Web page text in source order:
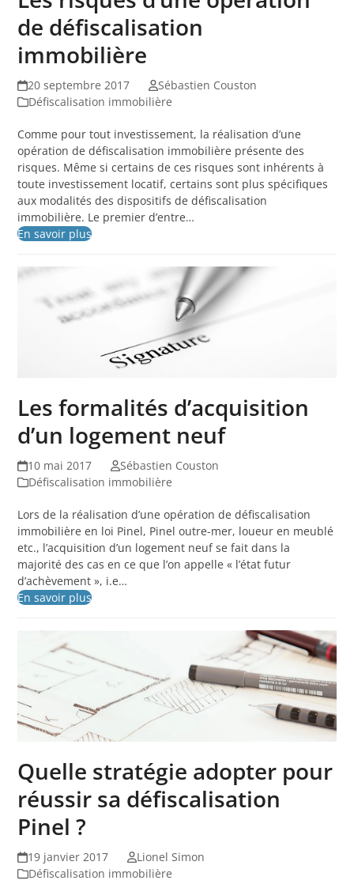
de défiscalisation
immobilière
20 septembre 2017
Sébastien Couston
Défiscalisation immobilière
Comme pour tout investissement, la réalisation d’une
opération de défiscalisation immobilière présente des
risques. Même si certains de ces risques sont inhérents à
toute investissement locatif, certains sont plus spécifiques
aux modalités des dispositifs de défiscalisation
immobilière. Le premier d’entre…
En savoir plus
Les formalités d’acquisition
d’un logement neuf
10 mai 2017
Sébastien Couston
Défiscalisation immobilière
Lors de la réalisation d’une opération de défiscalisation
immobilière en loi Pinel, Pinel outre-mer, loueur en meublé
etc., l’acquisition d’un logement neuf se fait dans la
majorité des cas en ce que l’on appelle « l’état futur
d’achèvement », i.e…
En savoir plus
Quelle stratégie adopter pour
réussir sa défiscalisation
Pinel ?
19 janvier 2017
Lionel Simon
Défiscalisation immobilière